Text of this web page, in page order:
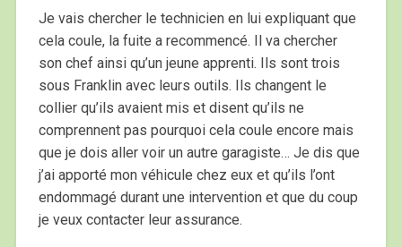
Je vais chercher le technicien en lui expliquant que
cela coule, la fuite a recommencé. Il va chercher
son chef ainsi qu’un jeune apprenti. Ils sont trois
sous Franklin avec leurs outils. Ils changent le
collier qu’ils avaient mis et disent qu’ils ne
comprennent pas pourquoi cela coule encore mais
que je dois aller voir un autre garagiste… Je dis que
j’ai apporté mon véhicule chez eux et qu’ils l’ont
endommagé durant une intervention et que du coup
je veux contacter leur assurance.